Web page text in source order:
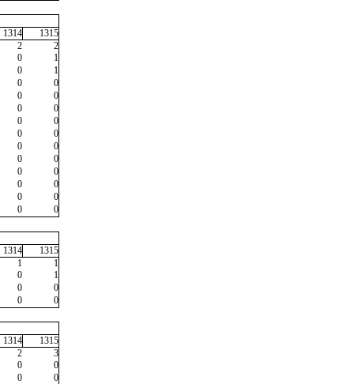
1314
1315
2
2
0
1
0
1
0
0
0
0
0
0
0
0
0
0
0
0
0
0
0
0
0
0
0
0
0
0
1314
1315
1
1
0
1
0
0
0
0
1314
1315
2
3
0
0
0
0